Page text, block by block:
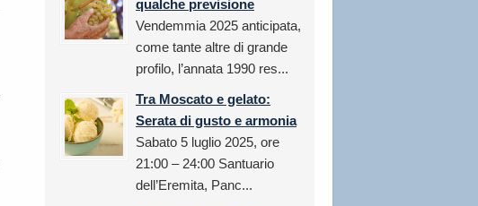
qualche previsione
Vendemmia 2025 anticipata,
come tante altre di grande
profilo, l’annata 1990 res...
Tra Moscato e gelato:
Serata di gusto e armonia
Sabato 5 luglio 2025, ore
21:00 – 24:00 Santuario
dell’Eremita, Panc...